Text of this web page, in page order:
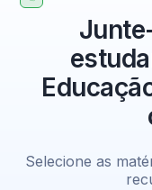
Selecione as